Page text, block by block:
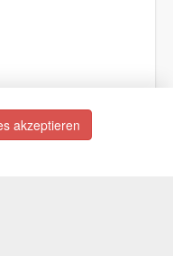
akzeptieren